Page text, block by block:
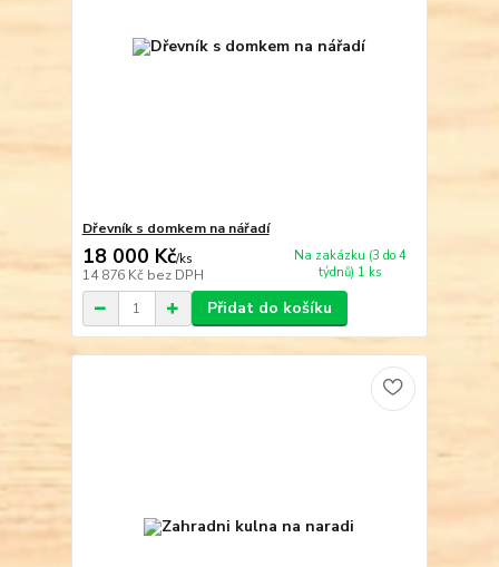
Dřevník s domkem na nářadí
18 000 Kč/ks
14 876 Kč bez DPH
Na zakázku (3 do 4
týdnů) 1 ks
Přidat do košíku